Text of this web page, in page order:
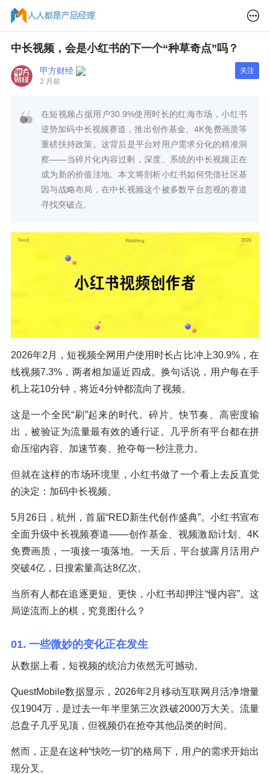
中长视频，会是小红书的下一个“种草奇点”吗？
甲方财经
2 月前
关注
在短视频占据用户30.9%使用时长的红海市场，小红书
逆势加码中长视频赛道，推出创作基金、4K免费画质等
重磅扶持政策。这背后是平台对用户需求分化的精准洞
察——当碎片化内容过剩，深度、系统的中长视频正在
成为新的价值洼地。本文将剖析小红书如何凭借社区基
因与战略布局，在中长视频这个被多数平台忽视的赛道
寻找突破点。
2026年2月，短视频全网用户使用时长占比冲上30.9%，在
线视频7.3%，两者相加逼近四成。换句话说，用户每在手
机上花10分钟，将近4分钟都流向了视频。
这是一个全民“刷”起来的时代。碎片、快节奏、高密度输
出，被验证为流量最有效的通行证。几乎所有平台都在拼
命压缩内容、加速节奏、抢夺每一秒注意力。
但就在这样的市场环境里，小红书做了一个看上去反直觉
的决定：加码中长视频。
5月26日，杭州，首届“RED新生代创作盛典”。小红书宣布
全面升级中长视频赛道——创作基金、视频激励计划、4K
免费画质，一项接一项落地。一天后，平台披露月活用户
突破4亿，日搜索量高达8亿次。
当所有人都在追逐更短、更快，小红书却押注“慢内容”。这
局逆流而上的棋，究竟图什么？
01. 一些微妙的变化正在发生
从数据上看，短视频的统治力依然无可撼动。
QuestMobile数据显示，2026年2月移动互联网月活净增量
仅1904万，是过去一年半里第三次跌破2000万大关。流量
总盘子几乎见顶，但视频仍在抢夺其他品类的时间。
然而，正是在这种“快吃一切”的格局下，用户的需求开始出
现分叉。